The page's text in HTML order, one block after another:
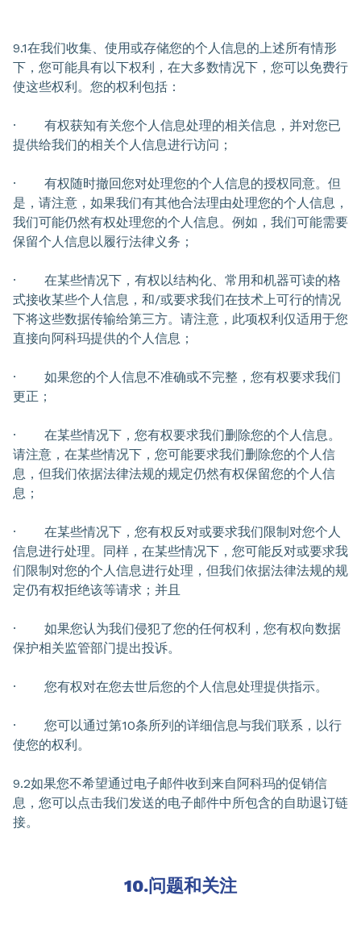
9.1在我们收集、使用或存储您的个人信息的上述所有情形
下，您可能具有以下权利，在大多数情况下，您可以免费行
使这些权利。您的权利包括：
· 有权获知有关您个人信息处理的相关信息，并对您已
提供给我们的相关个人信息进行访问；
· 有权随时撤回您对处理您的个人信息的授权同意。但
是，请注意，如果我们有其他合法理由处理您的个人信息，
我们可能仍然有权处理您的个人信息。例如，我们可能需要
保留个人信息以履行法律义务；
· 在某些情况下，有权以结构化、常用和机器可读的格
式接收某些个人信息，和/或要求我们在技术上可行的情况
下将这些数据传输给第三方。请注意，此项权利仅适用于您
直接向阿科玛提供的个人信息；
· 如果您的个人信息不准确或不完整，您有权要求我们
更正；
· 在某些情况下，您有权要求我们删除您的个人信息。
请注意，在某些情况下，您可能要求我们删除您的个人信
息，但我们依据法律法规的规定仍然有权保留您的个人信
息；
· 在某些情况下，您有权反对或要求我们限制对您个人
信息进行处理。同样，在某些情况下，您可能反对或要求我
们限制对您的个人信息进行处理，但我们依据法律法规的规
定仍有权拒绝该等请求；并且
· 如果您认为我们侵犯了您的任何权利，您有权向数据
保护相关监管部门提出投诉。
· 您有权对在您去世后您的个人信息处理提供指示。
· 您可以通过第10条所列的详细信息与我们联系，以行
使您的权利。
9.2如果您不希望通过电子邮件收到来自阿科玛的促销信
息，您可以点击我们发送的电子邮件中所包含的自助退订链
接。
10.问题和关注